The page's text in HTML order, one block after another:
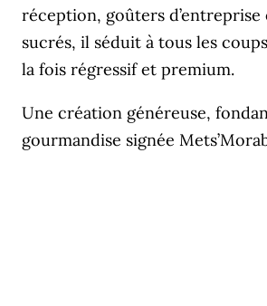
réception, goûters d’entreprise
sucrés, il séduit à tous les
la fois régressif et premium.
Une création généreuse,
gourmandise signée